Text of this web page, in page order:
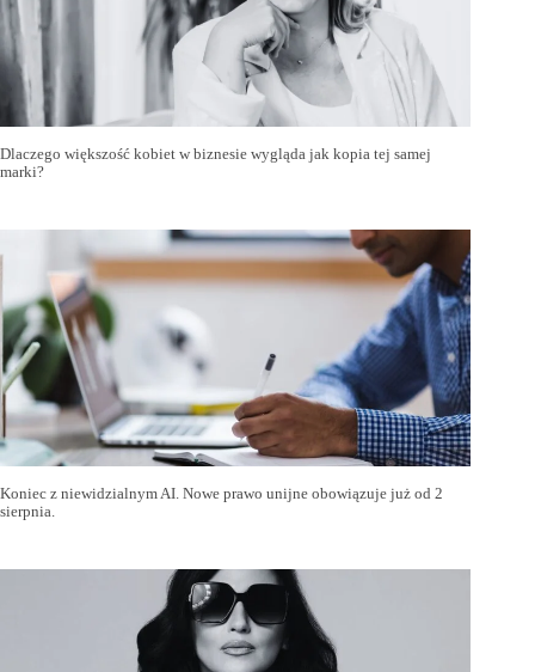
Dlaczego większość kobiet w biznesie wygląda jak kopia tej samej
marki?
Koniec z niewidzialnym AI. Nowe prawo unijne obowiązuje już od 2
sierpnia.